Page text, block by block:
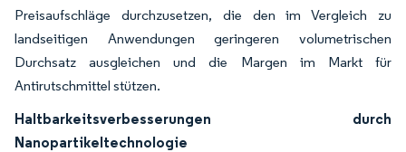
Preisaufschläge durchzusetzen, die den im Vergleich zu
landseitigen Anwendungen geringeren volumetrischen
Durchsatz ausgleichen und die Margen im Markt für
Antirutschmittel stützen.
Haltbarkeitsverbesserungen durch
Nanopartikeltechnologie